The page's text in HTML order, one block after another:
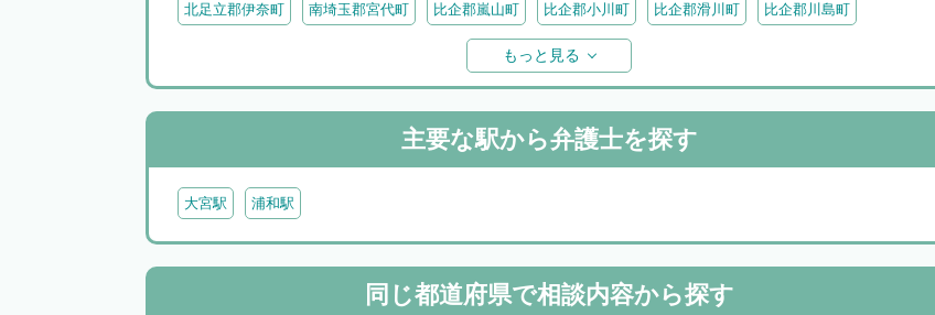
北足立郡伊奈町 南埼玉郡宮代町 比企郡嵐山町 比企郡小川町 比企郡滑川町 比企郡川島町
比企郡ときがわ町 入間郡三芳町
北葛飾郡杉戸町 北葛飾郡松伏町 児玉郡上里町 児玉郡神川町 児玉郡美里町 大里郡寄居町
秩父郡横瀬町 秩父郡長瀞町 秩父郡東秩父村
もっと見る
主要な駅から弁護士を探す
大宮駅 浦和駅
同じ都道府県で相談内容から探す